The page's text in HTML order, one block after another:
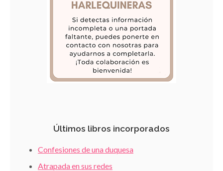
Últimos libros incorporados
Confesiones de una duquesa
Atrapada en sus redes